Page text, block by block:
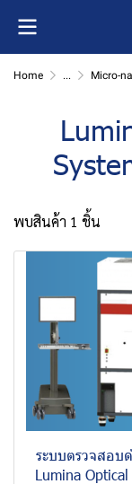
Home ... Micro-
พบสินค้า 1 ชิ้น
ระบบตรวจสอบ
Lumina